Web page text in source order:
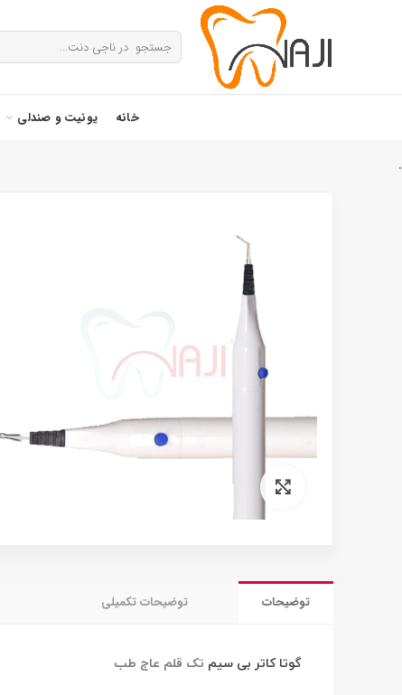
خانه یونیت و صندلی
.
برای بزرگنمایی کلیک کنید
توضیحات توضیحات تکمیلی
گوتا کاتر بی سیم تک قلم عاج طب